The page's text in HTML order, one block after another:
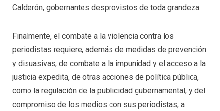
Calderón, gobernantes desprovistos de toda grandeza.
Finalmente, el combate a la violencia contra los
periodistas requiere, además de medidas de prevención
y disuasivas, de combate a la impunidad y el acceso a la
justicia expedita, de otras acciones de política pública,
como la regulación de la publicidad gubernamental, y del
compromiso de los medios con sus periodistas, a